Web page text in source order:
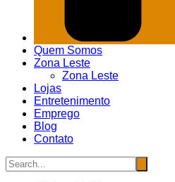
Quem Somos
Zona Leste
Zona Leste
Lojas
Entretenimento
Emprego
Blog
Contato